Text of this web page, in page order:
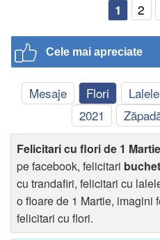
1 2
Cele mai apreciate
Mesaje Flori Lalele
2021
Felicitari cu flori de 1 Martie
pe facebook, felicitari
cu trandafiri, felicitari cu
o floare de 1 Martie, imagini
felicitari cu flori.